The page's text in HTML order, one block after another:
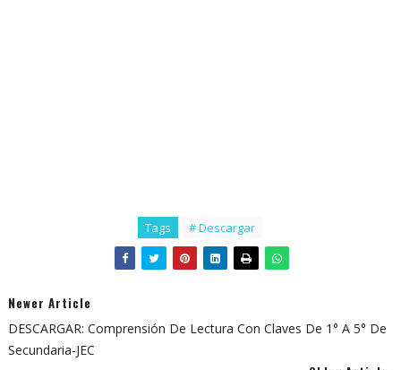
Tags # Descargar
Newer Article
DESCARGAR: Comprensión De Lectura Con Claves De 1° A 5° De
Secundaria-JEC